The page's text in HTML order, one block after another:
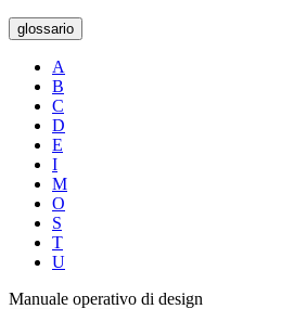
glossario
A
B
C
D
E
I
M
O
S
T
U
Manuale operativo di design